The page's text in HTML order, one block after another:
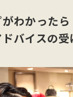
わかった
バイスの受